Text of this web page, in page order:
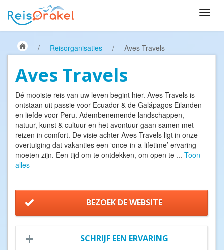
/ Reisorganisaties / Aves Travels
Aves Travels
Dé mooiste reis van uw leven begint hier. Aves Travels is
ontstaan uit passie voor Ecuador & de Galápagos Eilanden
en liefde voor Peru. Adembenemende landschappen,
natuur, kunst & cultuur en het avontuur gaan samen met
reizen in comfort. De visie achter Aves Travels ligt in onze
overtuiging dat vakanties een ‘once-in-a-lifetime’ ervaring
moeten zijn. Een tijd om te ontdekken, om open te ... Toon
alles
BEZOEK DE WEBSITE
SCHRIJF EEN ERVARING